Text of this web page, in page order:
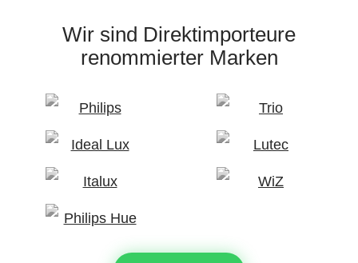
Wir sind Direktimporteure
renommierter Marken